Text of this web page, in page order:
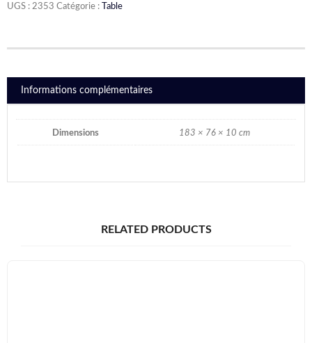
UGS : 2353 Catégorie : Table
Informations complémentaires
Dimensions 183 × 76 × 10 cm
RELATED PRODUCTS